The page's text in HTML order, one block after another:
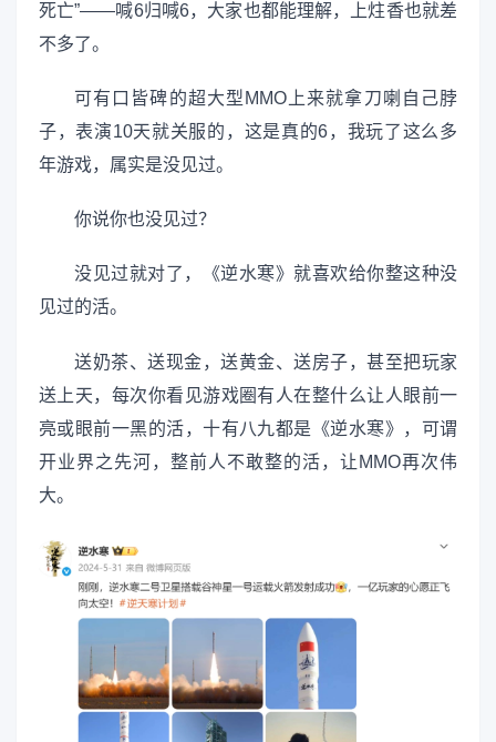
死亡”——喊6归喊6，大家也都能理解，上炷香也就差
不多了。
可有口皆碑的超大型MMO上来就拿刀喇自己脖
子，表演10天就关服的，这是真的6，我玩了这么多
年游戏，属实是没见过。
你说你也没见过？
没见过就对了，《逆水寒》就喜欢给你整这种没
见过的活。
送奶茶、送现金，送黄金、送房子，甚至把玩家
送上天，每次你看见游戏圈有人在整什么让人眼前一
亮或眼前一黑的活，十有八九都是《逆水寒》，可谓
开业界之先河，整前人不敢整的活，让MMO再次伟
大。